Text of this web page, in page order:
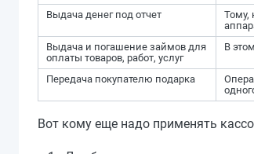
Выдача денег под отчет
Тому,
Выдача и погашение займов для
оплаты товаров, работ, услуг
В
Передача покупателю подарка
Вот кому еще надо применять